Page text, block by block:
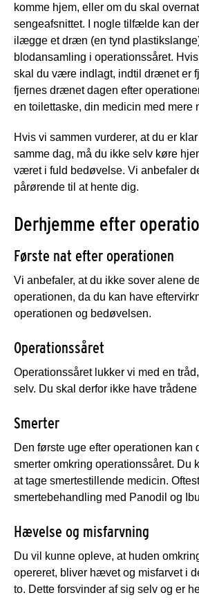
komme hjem, eller om du skal
sengeafsnittet. I nogle tilfælde kan
ilægge et dræn (en tynd
blodansamling i operationssåret.
skal du være indlagt, indtil drænet er
fjernes drænet dagen efter
en toilettaske, din medicin med mere
Hvis vi sammen vurderer, at du er
samme dag, må du ikke selv køre
været i fuld bedøvelse. Vi anbefaler
pårørende til at hente dig.
Derhjemme efter
Første nat efter operationen
Vi anbefaler, at du ikke sover alene
operationen, da du kan have
operationen og bedøvelsen.
Operationssåret
Operationssåret lukker vi med en
selv. Du skal derfor ikke have trådene
Smerter
Den første uge efter operationen kan
smerter omkring operationssåret. Du
at tage smertestillende medicin.
smertebehandling med Panodil og
Hævelse og misfarvning
Du vil kunne opleve, at huden
opereret, bliver hævet og misfarvet i
to. Dette forsvinder af sig selv og er